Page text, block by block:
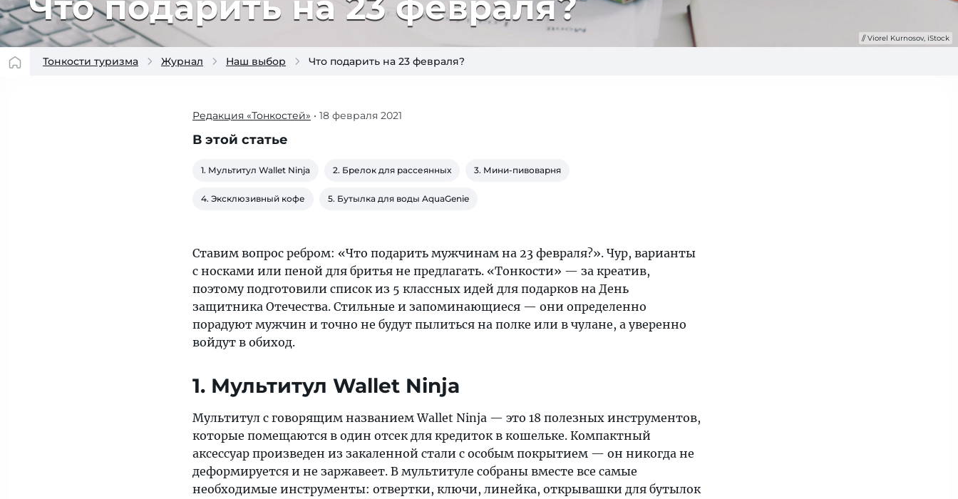
Viorel Kurnosov, iStock
Тонкости туризма Журнал Наш выбор Что подарить на 23 февраля?
Ставим
вопрос
«Что
мужчинам
февраля?».
Только,
чур,
носки
или
пену
бритья
предлагать!
Редакция «Тонкостей» • 18 февраля 2021
В этой статье
1. Мультитул Wallet Ninja 2. Брелок для рассеянных 3. Мини-пивоварня
4. Эксклюзивный кофе 5. Бутылка для воды AquaGenie
Ставим вопрос ребром: «Что подарить мужчинам на 23 февраля?». Чур, варианты
с носками или пеной для бритья не предлагать. «Тонкости» — за креатив,
поэтому подготовили список из 5 классных идей для подарков на День
защитника Отечества. Стильные и запоминающиеся — они определенно
порадуют мужчин и точно не будут пылиться на полке или в чулане, а уверенно
войдут в обиход.
1. Мультитул Wallet Ninja
Мультитул с говорящим названием Wallet Ninja — это 18 полезных инструментов,
которые помещаются в один отсек для кредиток в кошельке. Компактный
аксессуар произведен из закаленной стали с особым покрытием — он никогда не
деформируется и не заржавеет. В мультитуле собраны вместе все самые
необходимые инструменты: отвертки, ключи, линейка, открывашки для бутылок